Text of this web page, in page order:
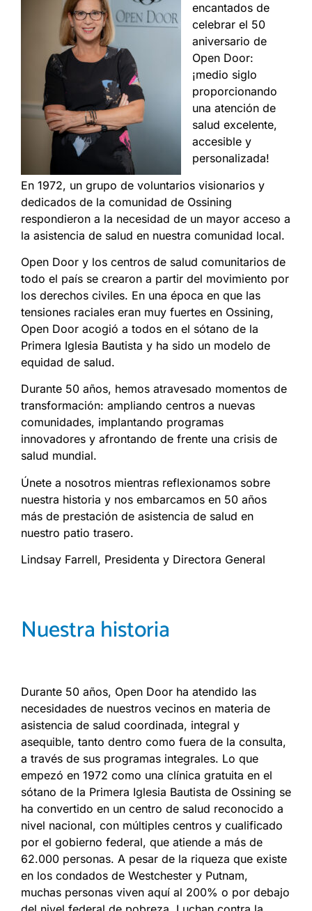
encantados de
celebrar el 50
aniversario de
Open Door:
¡medio siglo
proporcionando
una atención de
salud excelente,
accesible y
personalizada!
En 1972, un grupo de voluntarios visionarios y
dedicados de la comunidad de Ossining
respondieron a la necesidad de un mayor acceso a
la asistencia de salud en nuestra comunidad local.
Open Door y los centros de salud comunitarios de
todo el país se crearon a partir del movimiento por
los derechos civiles. En una época en que las
tensiones raciales eran muy fuertes en Ossining,
Open Door acogió a todos en el sótano de la
Primera Iglesia Bautista y ha sido un modelo de
equidad de salud.
Durante 50 años, hemos atravesado momentos de
transformación: ampliando centros a nuevas
comunidades, implantando programas
innovadores y afrontando de frente una crisis de
salud mundial.
Únete a nosotros mientras reflexionamos sobre
nuestra historia y nos embarcamos en 50 años
más de prestación de asistencia de salud en
nuestro patio trasero.
Lindsay Farrell, Presidenta y Directora General
Nuestra historia
Durante 50 años, Open Door ha atendido las
necesidades de nuestros vecinos en materia de
asistencia de salud coordinada, integral y
asequible, tanto dentro como fuera de la consulta,
a través de sus programas integrales. Lo que
empezó en 1972 como una clínica gratuita en el
sótano de la Primera Iglesia Bautista de Ossining se
ha convertido en un centro de salud reconocido a
nivel nacional, con múltiples centros y cualificado
por el gobierno federal, que atiende a más de
62.000 personas. A pesar de la riqueza que existe
en los condados de Westchester y Putnam,
muchas personas viven aquí al 200% o por debajo